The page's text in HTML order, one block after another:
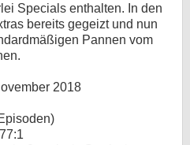
Specials enthalten. In den
bereits gegeizt und nun
Pannen vom
2018